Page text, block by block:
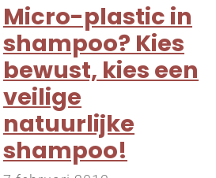
Micro-plastic in
shampoo? Kies
bewust, kies een
veilige
natuurlijke
shampoo!